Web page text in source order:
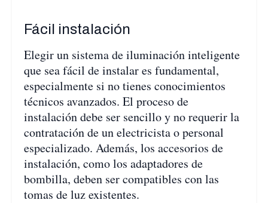
Fácil instalación
Elegir un sistema de iluminación inteligente
que sea fácil de instalar es fundamental,
especialmente si no tienes conocimientos
técnicos avanzados. El proceso de
instalación debe ser sencillo y no requerir la
contratación de un electricista o personal
especializado. Además, los accesorios de
instalación, como los adaptadores de
bombilla, deben ser compatibles con las
tomas de luz existentes.